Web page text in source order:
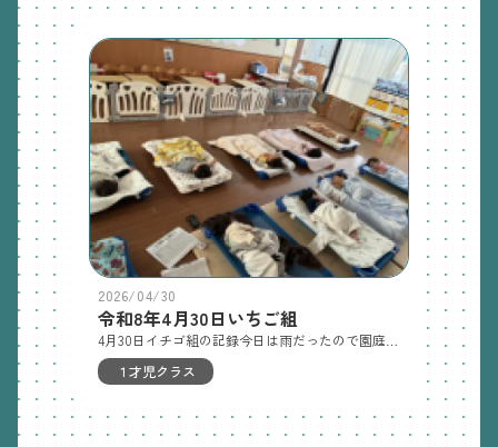
2026/04/30
令和8年4月30日いちご組
１才児クラス